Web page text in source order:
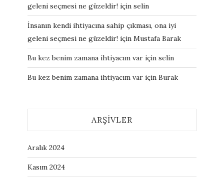
geleni seçmesi ne güzeldir! için selin
İnsanın kendi ihtiyacına sahip çıkması, ona iyi
geleni seçmesi ne güzeldir! için Mustafa Barak
Bu kez benim zamana ihtiyacım var için selin
Bu kez benim zamana ihtiyacım var için Burak
ARŞIVLER
Aralık 2024
Kasım 2024